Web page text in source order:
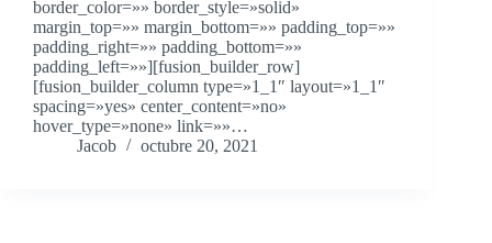
border_color=»» border_style=»solid»
margin_top=»» margin_bottom=»» padding_top=»»
padding_right=»» padding_bottom=»»
padding_left=»»][fusion_builder_row]
[fusion_builder_column type=»1_1″ layout=»1_1″
spacing=»yes» center_content=»no»
hover_type=»none» link=»»…
Jacob
octubre 20, 2021